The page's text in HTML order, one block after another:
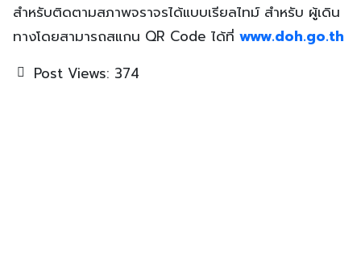
สำหรับติดตามสภาพจราจรได้แบบเรียลไทม์ สำหรับ ผู้เดิน
ทางโดยสามารถสแกน QR Code ได้ที่ www.doh.go.th
Post Views: 374